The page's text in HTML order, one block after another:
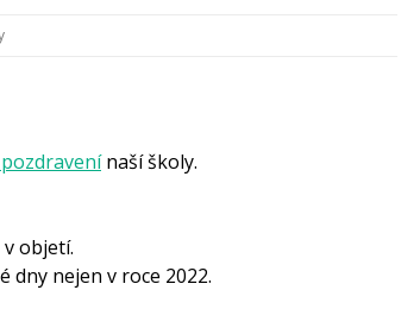
naší školy.
objetí.
dny nejen v roce 2022.